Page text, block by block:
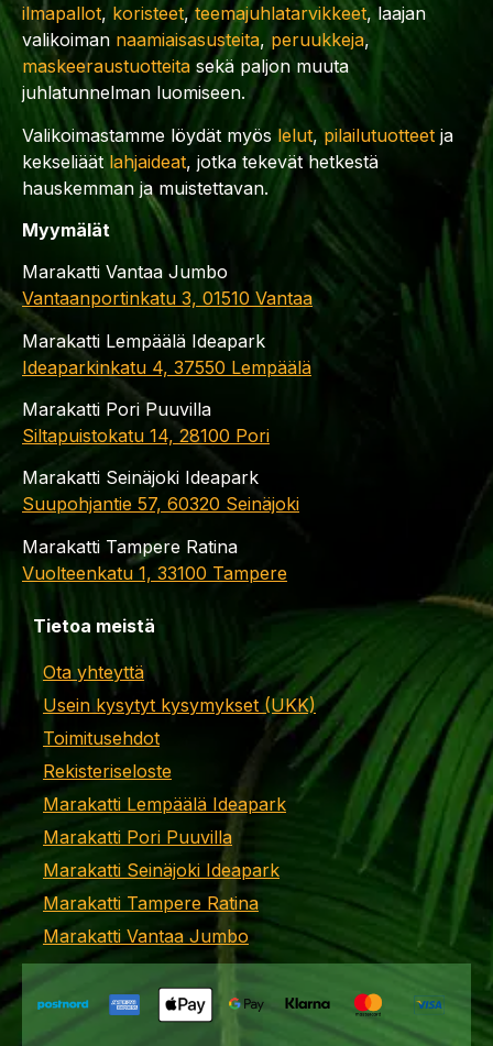
ilmapallot, koristeet,teemajuhlatarvikkeet, laajan
valikoiman naamiaisasusteita, peruukkeja,
maskeeraustuotteita sekä paljon muuta
juhlatunnelman luomiseen.
Valikoimastamme löydät myös lelut,pilailutuotteet ja
kekseliäät lahjaideat, jotka tekevät hetkestä
hauskemman ja muistettavan.
Myymälät
Marakatti Vantaa Jumbo
Vantaanportinkatu 3, 01510 Vantaa
Marakatti Lempäälä Ideapark
Ideaparkinkatu 4, 37550 Lempäälä
Marakatti Pori Puuvilla
Siltapuistokatu 14, 28100 Pori
Marakatti Seinäjoki Ideapark
Suupohjantie 57, 60320 Seinäjoki
Marakatti Tampere Ratina
Vuolteenkatu 1, 33100 Tampere
Tietoa meistä
Ota yhteyttä
Usein kysytyt kysymykset (UKK)
Toimitusehdot
Rekisteriseloste
Marakatti Lempäälä Ideapark
Marakatti Pori Puuvilla
Marakatti Seinäjoki Ideapark
Marakatti Tampere Ratina
Marakatti Vantaa Jumbo